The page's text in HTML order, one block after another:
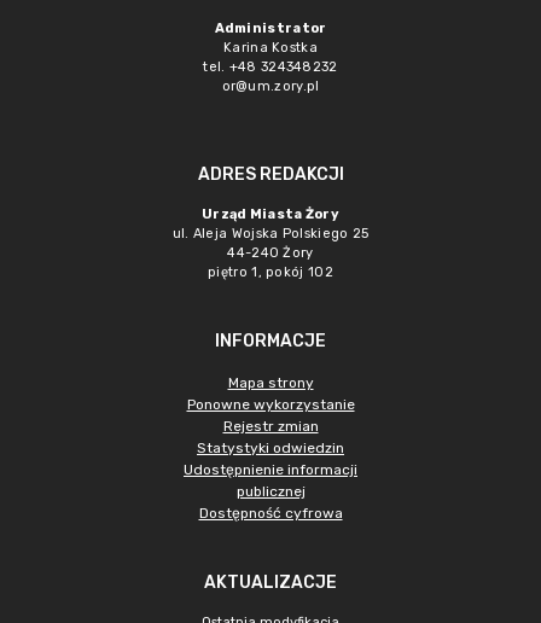
Administrator
Karina Kostka
tel. +48 324348232
or@um.zory.pl
ADRES REDAKCJI
Urząd Miasta Żory
ul. Aleja Wojska Polskiego 25
44-240 Żory
piętro 1, pokój 102
INFORMACJE
Mapa strony
Ponowne wykorzystanie
Rejestr zmian
Statystyki odwiedzin
Udostępnienie informacji
publicznej
Dostępność cyfrowa
AKTUALIZACJE